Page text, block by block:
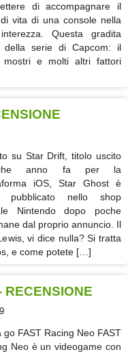
di accompagnare il
vita di una console nella
Questa gradita
della serie di Capcom: il
e molti altri fattori
su Star Drift, titolo uscito
anno fa per la
iOS, Star Ghost è
pubblicato nello shop
Nintendo dopo poche
dal proprio annuncio. Il
vi dice nulla? Si tratta
e come potete […]
RECENSIONE
go FAST Racing Neo FAST
Neo è un videogame con